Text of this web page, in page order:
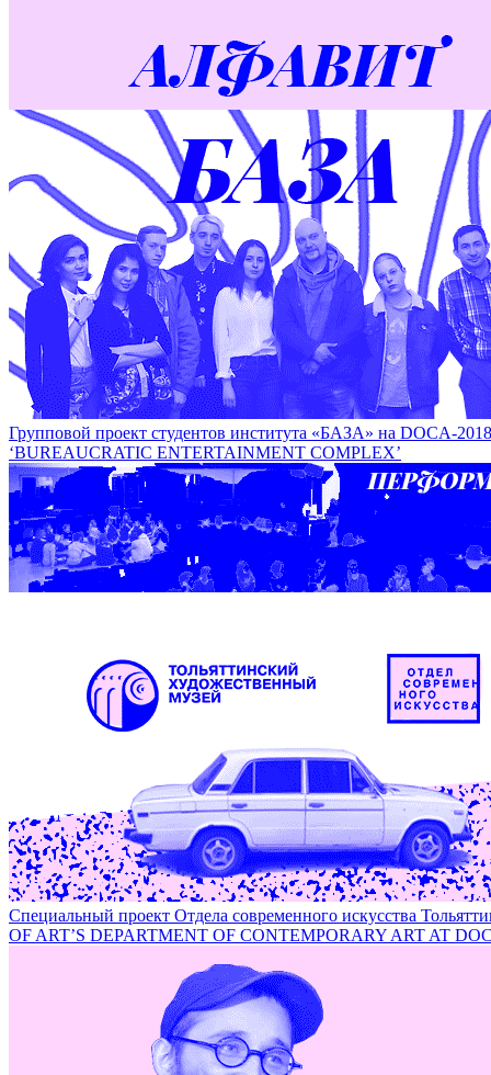
В рамках фестиваля DOCA пройдет специальный Fab lab
SPECIAL FAB LAB
Групповой проект студентов института «БАЗА» на DOCA-
‘BUREAUCRATIC ENTERTAINMENT COMPLEX’
Лаборатория самозванства на фестивале DOCA-2018 /
Специальный проект Отдела современного искусства
OF ART’S DEPARTMENT OF CONTEMPORARY ART AT